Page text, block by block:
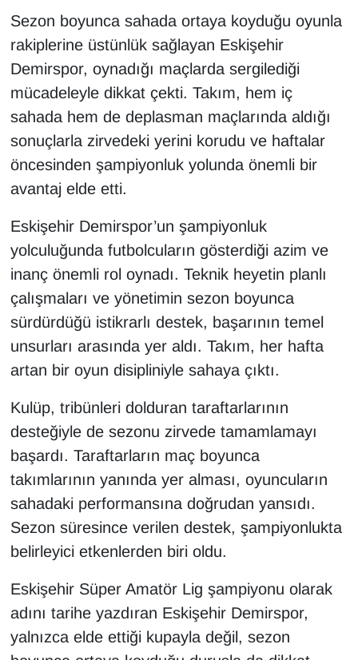
Sezon boyunca sahada ortaya koyduğu oyunla
rakiplerine üstünlük sağlayan Eskişehir
Demirspor, oynadığı maçlarda sergilediği
mücadeleyle dikkat çekti. Takım, hem iç
sahada hem de deplasman maçlarında aldığı
sonuçlarla zirvedeki yerini korudu ve haftalar
öncesinden şampiyonluk yolunda önemli bir
avantaj elde etti.
Eskişehir Demirspor’un şampiyonluk
yolculuğunda futbolcuların gösterdiği azim ve
inanç önemli rol oynadı. Teknik heyetin planlı
çalışmaları ve yönetimin sezon boyunca
sürdürdüğü istikrarlı destek, başarının temel
unsurları arasında yer aldı. Takım, her hafta
artan bir oyun disipliniyle sahaya çıktı.
Kulüp, tribünleri dolduran taraftarlarının
desteğiyle de sezonu zirvede tamamlamayı
başardı. Taraftarların maç boyunca
takımlarının yanında yer alması, oyuncuların
sahadaki performansına doğrudan yansıdı.
Sezon süresince verilen destek, şampiyonlukta
belirleyici etkenlerden biri oldu.
Eskişehir Süper Amatör Lig şampiyonu olarak
adını tarihe yazdıran Eskişehir Demirspor,
yalnızca elde ettiği kupayla değil, sezon